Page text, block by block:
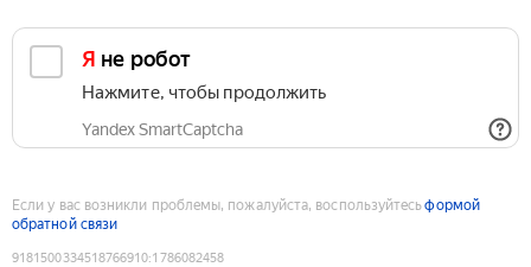
Я не робот
Нажмите, чтобы продолжить
Yandex SmartCaptcha
Если у вас возникли проблемы, пожалуйста, воспользуйтесьформой
обратной связи
9181500334518766910:1786082458